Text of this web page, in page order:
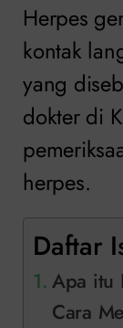
Herpes
kontak
yang
dokter di
herpes.
Daftar
Apa itu
Cara